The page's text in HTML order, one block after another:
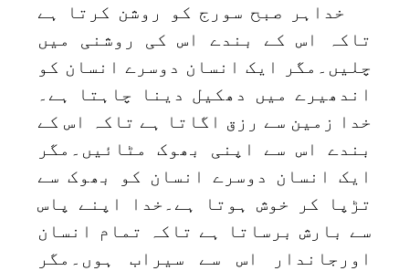
خداہر صبح سورج کو روشن کرتا ہے
تاکہ اس کے بندے اس کی روشنی میں
چلیں۔مگر ایک انسان دوسرے انسان کو
اندھیرے میں دھکیل دینا چاہتا ہے۔
خدا زمین سے رزق اگاتا ہے تاکہ اس کے
بندے اس سے اپنی بھوک مٹائیں۔مگر
ایک انسان دوسرے انسان کو بھوک سے
تڑپا کر خوش ہوتا ہے۔خدا اپنے پاس
سے بارش برساتا ہے تاکہ تمام انسان
اورجاندار اس سے سیراب ہوں۔مگر